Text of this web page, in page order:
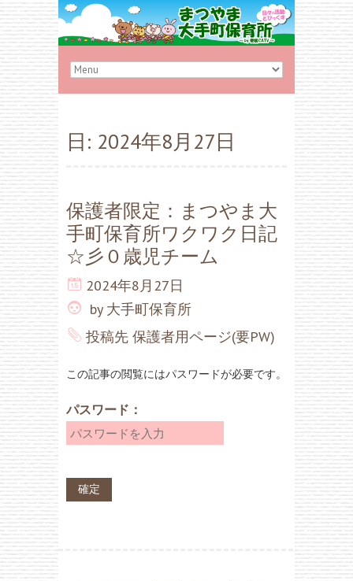
日: 2024年8月27日
保護者限定：まつやま大
手町保育所ワクワク日記
☆彡０歳児チーム
2024年8月27日
by 大手町保育所
投稿先 保護者用ページ(要PW)
この記事の閲覧にはパスワードが必要です。
パスワード：